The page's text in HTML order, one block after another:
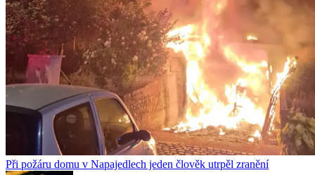
Při požáru domu v Napajedlech jeden člověk utrpěl zranění